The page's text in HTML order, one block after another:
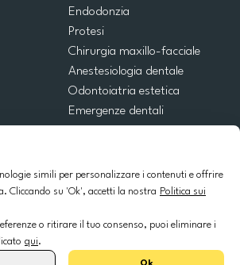
simili per personalizzare i contenuti e offrire
Cliccando su 'Ok', accetti la nostra Politica sui
o ritirare il tuo consenso, puoi eliminare i
qui.
Endodonzia
Protesi
Chirurgia maxillo-facciale
Anestesiologia dentale
Odontoiatria estetica
Emergenze dentali
Chirurgia orale
Implantologia dentale
Tutti i diritti riservati.